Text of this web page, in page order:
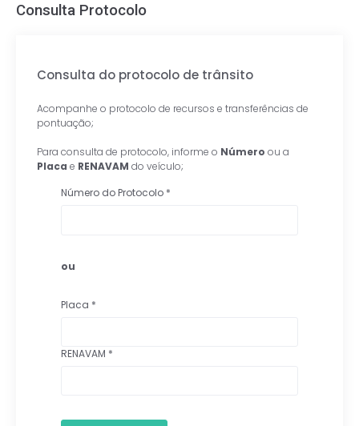
Consulta Protocolo
Consulta do protocolo de trânsito
Acompanhe o protocolo de recursos e transferências de
pontuação;
Para consulta de protocolo, informe o Número ou a
Placa e RENAVAM do veículo;
Número do Protocolo *
ou
Placa *
RENAVAM *